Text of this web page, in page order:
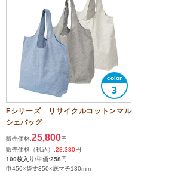
3
Fシリーズ リサイクルコットンマル
シェバッグ
販売価格:25,800円
販売価格（税込）:28,380円
100枚入り/単価:258円
巾450×袋丈350×底マチ130mm